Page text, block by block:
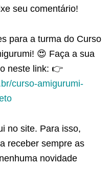
seu comentário!
para a turma do Curso
😍 Faça a sua
neste link: 👉
curso-amigurumi-
⠀
no site. Para isso,
receber sempre as
novidade